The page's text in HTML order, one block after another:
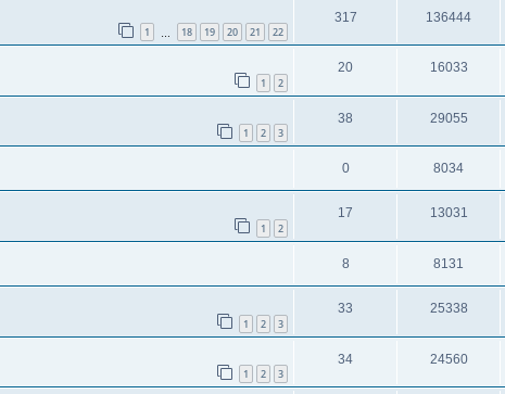
1 18 19 20 21 22
317 136444
1 2
20 16033
1 2 3
38 29055
0 8034
1 2
17 13031
8 8131
1 2 3
33 25338
1 2 3
34 24560